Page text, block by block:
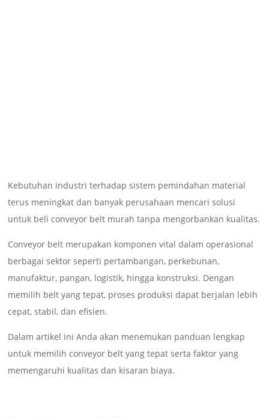
Kebutuhan industri terhadap sistem pemindahan material
terus meningkat dan banyak perusahaan mencari solusi
untuk beli conveyor belt murah tanpa mengorbankan kualitas.
Conveyor belt merupakan komponen vital dalam operasional
berbagai sektor seperti pertambangan, perkebunan,
manufaktur, pangan, logistik, hingga konstruksi. Dengan
memilih belt yang tepat, proses produksi dapat berjalan lebih
cepat, stabil, dan efisien.
Dalam artikel ini Anda akan menemukan panduan lengkap
untuk memilih conveyor belt yang tepat serta faktor yang
memengaruhi kualitas dan kisaran biaya.